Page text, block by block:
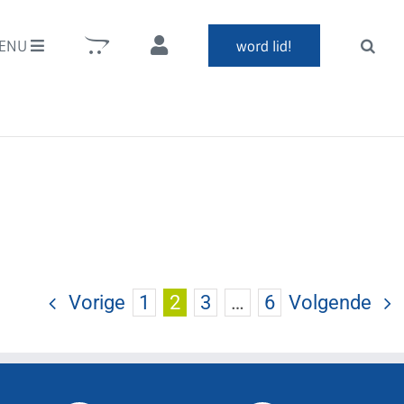
word lid!
Vorige 1 2 3 … 6 Volgende